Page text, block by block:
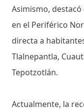
Asimismo,
en el Periférico
directa a
Tlalnepantla,
Tepotzotlán.
Actualmente, la